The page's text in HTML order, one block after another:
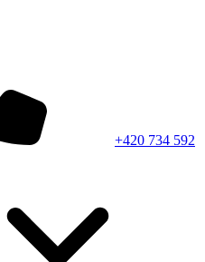
+420 734 592